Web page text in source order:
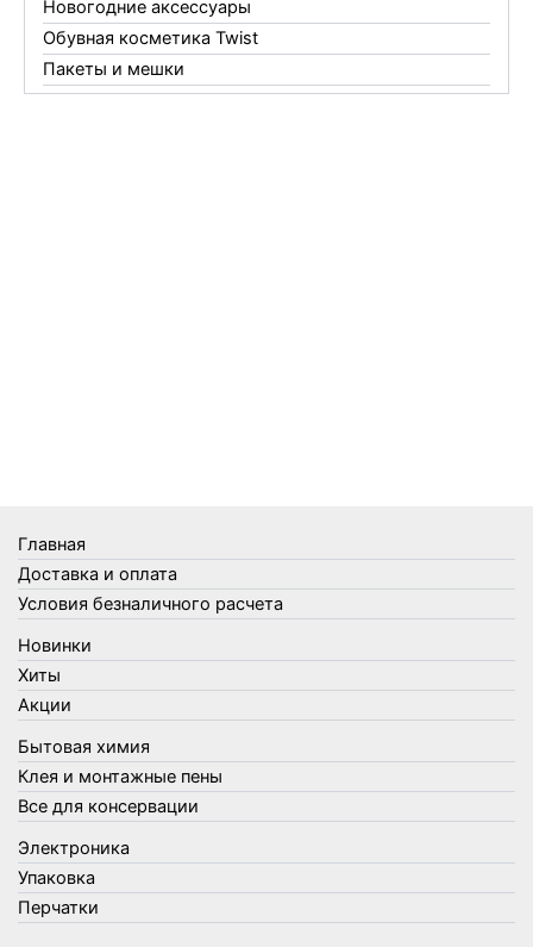
Новогодние аксессуары
Обувная косметика Twist
Пакеты и мешки
Перчатки
Товары для кухни
Товары для сада и огорода
Товары для туризма и отдыха
Упаковка
Утеплители и прочее
Фонари, лампы и удлинители
Хозяйственные товары
Швабры, стекломои, черенки и насадки
Шнуры, веревки и шпагаты
Электроника
Элементы питания
Главная
Доставка и оплата
Условия безналичного расчета
Новинки
Хиты
Акции
Бытовая химия
Клея и монтажные пены
Все для консервации
Электроника
Упаковка
Перчатки